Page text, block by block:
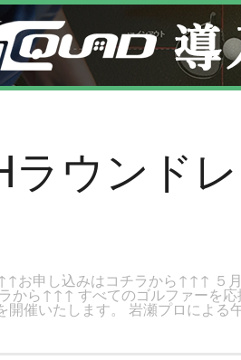
ウンド
お申し込みはコチラから↑↑↑ ５
ら↑↑↑ すべてのゴルファーを
催いたします。 岩瀬プロによる